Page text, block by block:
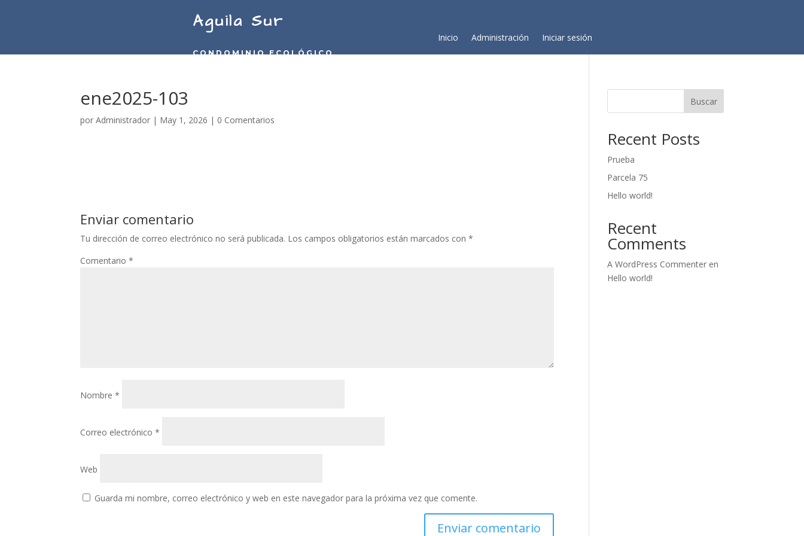
Aguila Sur
CONDOMINIO ECOLÓGICO
Inicio Administración Iniciar sesión
ene2025-103
porAdministrador | May 1, 2026 | 0 Comentarios
Enviar comentario
Tu dirección de correo electrónico no será publicada. Los campos obligatorios están marcados con*
Comentario*
Nombre*
Correo electrónico*
Web
Guarda mi nombre, correo electrónico y web en este navegador para la próxima vez que comente.
Buscar
Recent Posts
Prueba
Parcela 75
Hello world!
Recent
Comments
A WordPress Commenter en
Hello world!